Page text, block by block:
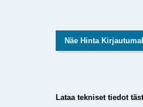
Näe Hinta
Lataa tekniset tiedot